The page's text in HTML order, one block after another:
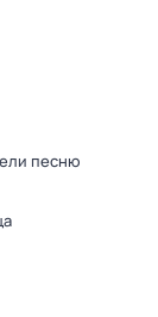
песню